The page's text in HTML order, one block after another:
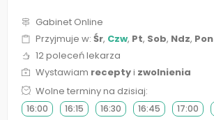
Gabinet Online
Przyjmuje w: Śr, Czw, Pt, Sob, Ndz, Pon
12 poleceń lekarza
Wystawiam receptyi zwolnienia
Wolne terminy na dzisiaj:
16:00 16:15 16:30 16:45 17:00